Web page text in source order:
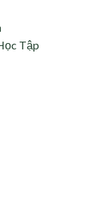
Tập